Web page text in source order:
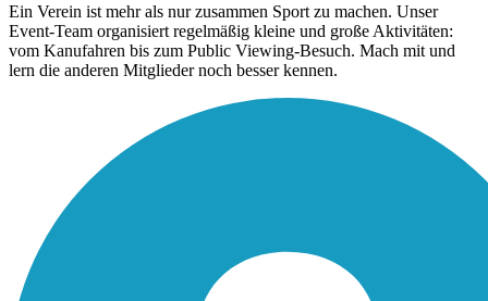
Ein Verein ist mehr als nur zusammen Sport zu machen. Unser
Event-Team organisiert regelmäßig kleine und große Aktivitäten:
vom Kanufahren bis zum Public Viewing-Besuch. Mach mit und
lern die anderen Mitglieder noch besser kennen.